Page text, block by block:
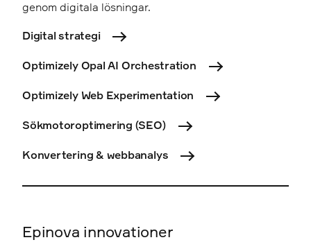
genom digitala lösningar.
Digital strategi
Optimizely Opal AI Orchestration
Optimizely Web Experimentation
Sökmotoroptimering (SEO)
Konvertering & webbanalys
Epinova innovationer